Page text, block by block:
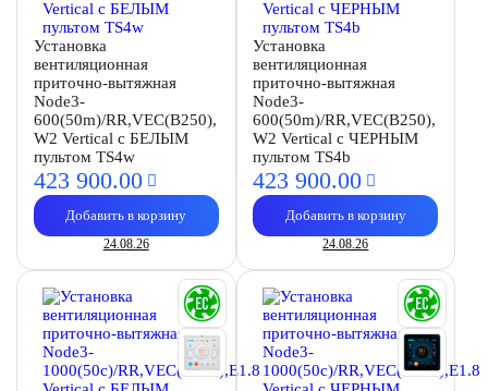
Установка
вентиляционная
приточно-вытяжная
Node3-
600(50m)/RR,VEC(B250),
W2 Vertical с БЕЛЫМ
пультом TS4w
423 900.00
Добавить в корзину
24.08.26
Установка
вентиляционная
приточно-вытяжная
Node3-
600(50m)/RR,VEC(B250),
W2 Vertical с ЧЕРНЫМ
пультом TS4b
423 900.00
Добавить в корзину
24.08.26